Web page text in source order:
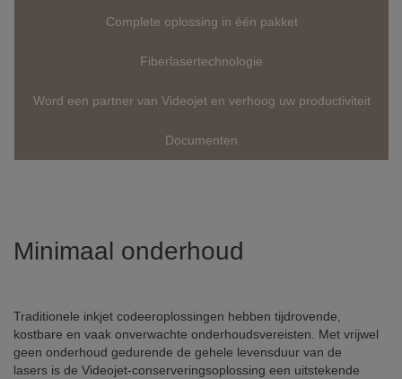
Complete oplossing in één pakket
Fiberlasertechnologie
Word een partner van Videojet en verhoog uw productiviteit
Documenten
Minimaal onderhoud
Traditionele inkjet codeeroplossingen hebben tijdrovende,
kostbare en vaak onverwachte onderhoudsvereisten. Met vrijwel
geen onderhoud gedurende de gehele levensduur van de
lasers is de Videojet-conserveringsoplossing een uitstekende